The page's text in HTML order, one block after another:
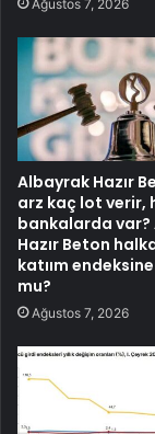
Ağustos 7, 2026
Albayrak Hazır
arz kaç lot verir,
bankalarda var?
Hazır Beton
katıım
mu?
Ağustos 7, 2026